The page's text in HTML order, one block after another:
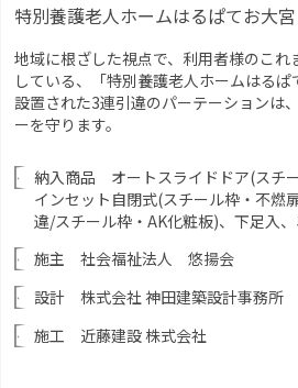
特別養護老人ホームはるぱてお大宮
地域に根ざした視点で、利用者様のこれ
している、「特別養護老人ホームはる
設置された3連引違のパーテーションは
ーを守ります。
納入商品 オートスライドドア(スチ
インセット自閉式(スチール枠・不燃
違/スチール枠・AK化粧板)、下足入
施主 社会福祉法人 悠揚会
設計 株式会社 神田建築設計事務所
施工 近藤建設 株式会社